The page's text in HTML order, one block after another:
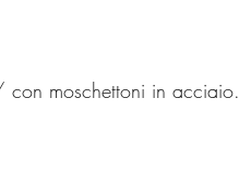
moschettoni in acciaio.